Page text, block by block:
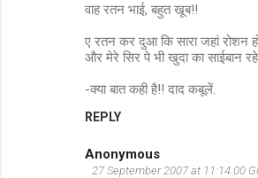
वाह रतन भाई, बहुत खूब!!
ए रतन कर दुआ कि सारा जहां रोशन
और मेरे सिर पे भी खुदा का साईबान रहे
-क्या बात कही है!! दाद कबूलें.
REPLY
Anonymous
27 September 2007 at 11:14:00